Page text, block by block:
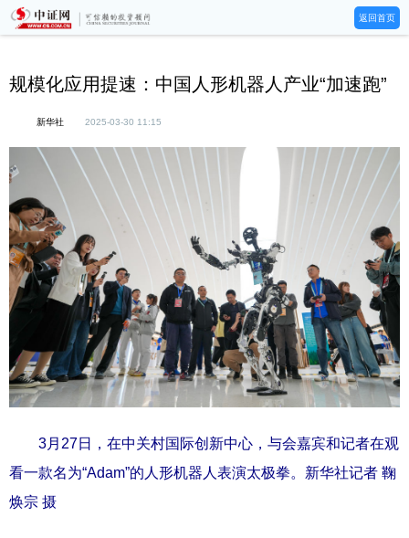
返回首页
规模化应用提速：中国人形机器人产业“加速跑”
新华社 2025-03-30 11:15
3月27日，在中关村国际创新中心，与会嘉宾和记者在观
看一款名为“Adam”的人形机器人表演太极拳。新华社记者 鞠
焕宗 摄